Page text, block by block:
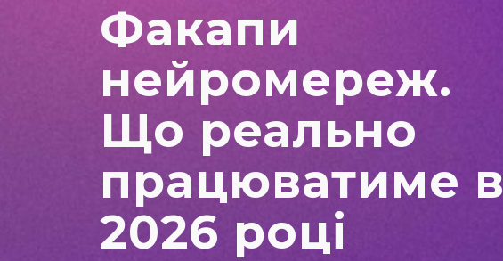
Факапи
нейромереж.
Що реально
працюватиме в
2026 році